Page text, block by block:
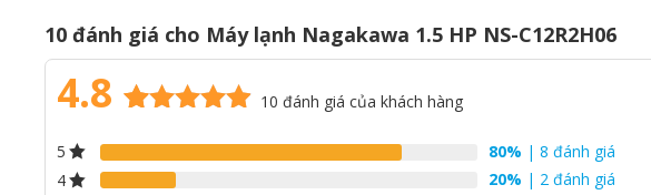
10 đánh giá cho Máy lạnh Nagakawa 1.5 HP NS-C12R2H06
4.8
dựa trên
đánh giá
10 đánh giá của khách hàng
5 80% | 8 đánh giá
4
20% | 2 đánh giá